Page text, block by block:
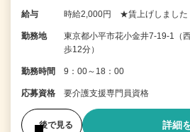
給与 時給2,000円 ★賃上げしました
勤務地
東京都小平市花小金井7‐19‐1（
歩12分）
勤務時間 9：00～18：00
応募資格 要介護支援専門員資格
後で見る 詳細